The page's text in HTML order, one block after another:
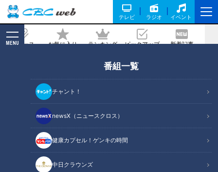
テレビ ラジオ イベント
ニュース お気に入り ランキング ピックアップ 新着記事
MENU
番組一覧
チャント！
newsX（ニュースクロス）
健康カプセル！ゲンキの時間
中日クラウンズ
た！ 好調ドラゴンズを支える若竜投手陣
の自己通信簿
記事に戻る